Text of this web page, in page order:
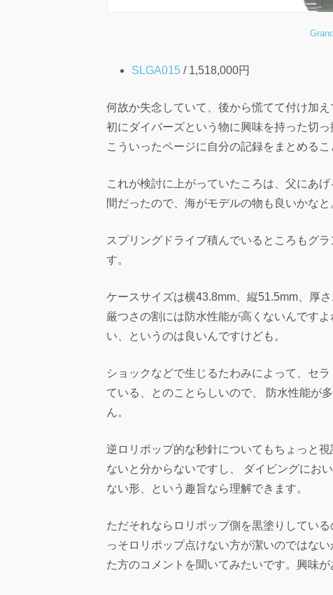
SLGA015 / 1,518,000円
何故か失念していて、後から慌てて付け加
初にダイバーズという物に興味を持った切
こういったページに自分の記録をまとめる
これが検討に上がっていたころは、父にあ
間だったので、海がモデルの物も良いかなと
スプリングドライブ積んでいるところもグ
す。
ケースサイズは横43.8mm、縦51.5mm、厚
厳つさの割には防水性能が高くないんです
い、というのは良いんですけども。
ショックなどで生じるたわみによって、セ
ている、とのことらしいので、 防水性能が
ん。
逆ロリポップ的な秒針についてもちょっと
ないと分からないですし、 ダイビングにお
ない形、という趣旨なら理解できます。
ただそれならロリポップ側を黒塗りしてい
っそロリポップ点けない方が潔いのではな
た方のコメントを聞いてみたいです。興味が